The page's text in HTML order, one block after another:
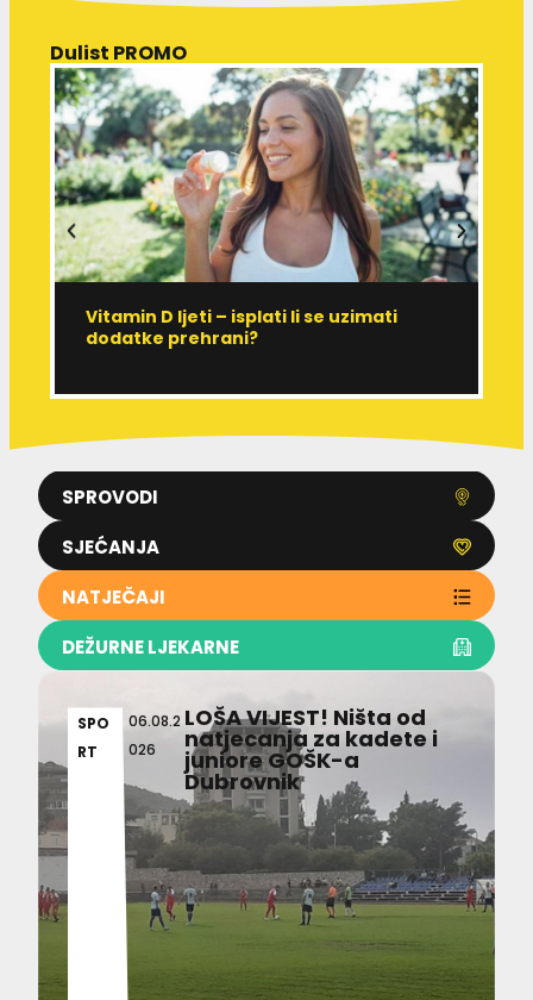
SPROVODI
SJEĆANJA
NATJEČAJI
DEŽURNE LJEKARNE
Dulist PROMO
Vitamin D ljeti – isplati li se uzimati
dodatke prehrani?
SPO
RT
06.08.2
026
LOŠA VIJEST! Ništa od
natjecanja za kadete i
juniore GOŠK-a
Dubrovnik